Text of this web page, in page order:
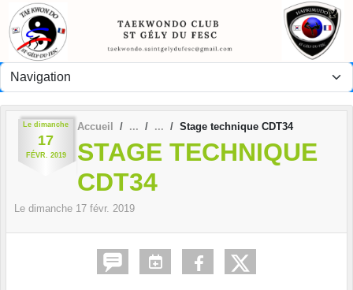
Le dimanche
17
FÉVR. 2019
Accueil Stage technique CDT34
STAGE TECHNIQUE
CDT34
Le dimanche 17 févr. 2019
Panneau de gestion des cookies